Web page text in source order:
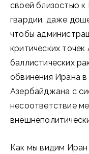
своей близостью
гвардии, даже
чтобы
критических
баллистических
обвинения Ирана
Азербайджана с
несоответствие
Как мы видим Иран